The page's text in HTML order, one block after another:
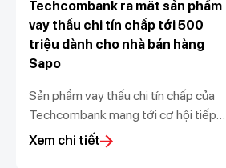
Techcombank ra mắt sản phẩm
vay thấu chi tín chấp tới 500
triệu dành cho nhà bán hàng
Sapo
Sản phẩm vay thấu chi tín chấp của
Techcombank mang tới cơ hội tiếp
cận vốn linh hoạt, nhanh chóng với hạn
mức vượt trội và lãi suất hấp dẫn cho
Xem chi tiết